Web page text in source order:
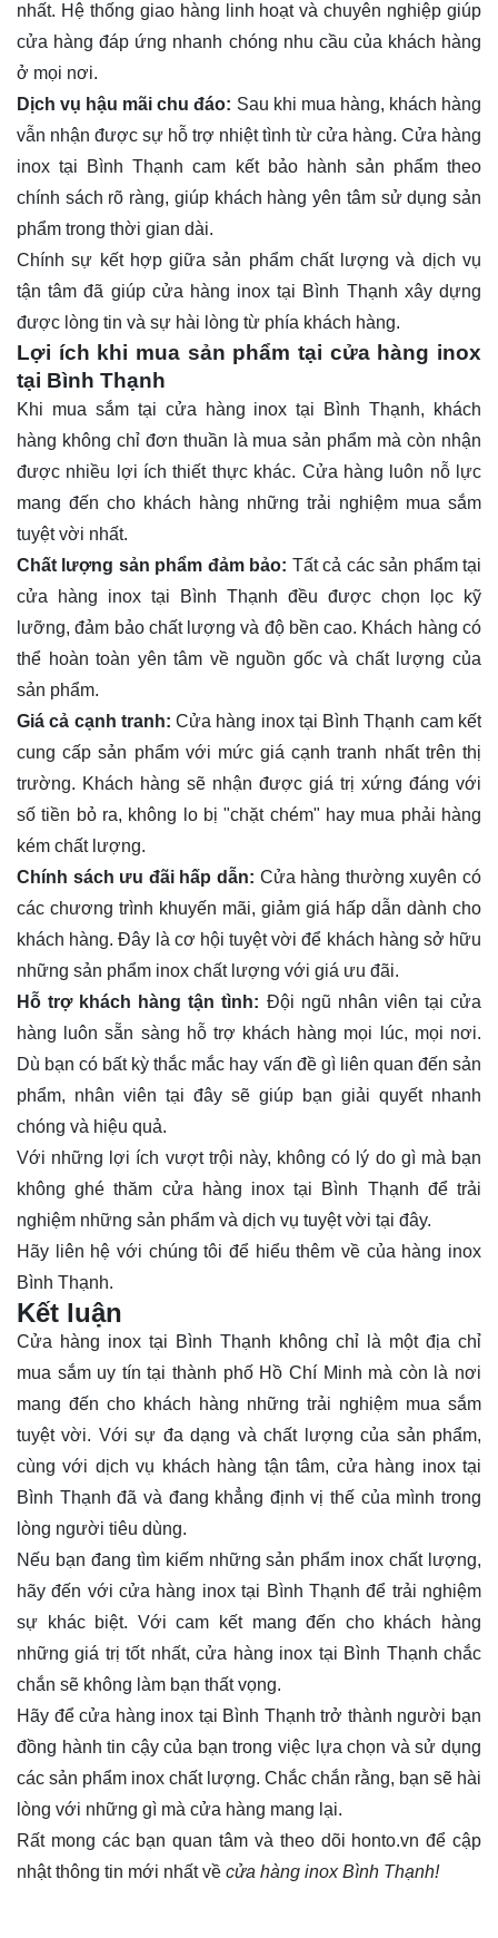
nhất. Hệ thống giao hàng linh hoạt và chuyên nghiệp giúp
cửa hàng đáp ứng nhanh chóng nhu cầu của khách hàng
ở mọi nơi.
Dịch vụ hậu mãi chu đáo: Sau khi mua hàng, khách hàng
vẫn nhận được sự hỗ trợ nhiệt tình từ cửa hàng. Cửa hàng
inox tại Bình Thạnh cam kết bảo hành sản phẩm theo
chính sách rõ ràng, giúp khách hàng yên tâm sử dụng sản
phẩm trong thời gian dài.
Chính sự kết hợp giữa sản phẩm chất lượng và dịch vụ
tận tâm đã giúp cửa hàng inox tại Bình Thạnh xây dựng
được lòng tin và sự hài lòng từ phía khách hàng.
Lợi ích khi mua sản phẩm tại cửa hàng inox
tại Bình Thạnh
Khi mua sắm tại cửa hàng inox tại Bình Thạnh, khách
hàng không chỉ đơn thuần là mua sản phẩm mà còn nhận
được nhiều lợi ích thiết thực khác. Cửa hàng luôn nỗ lực
mang đến cho khách hàng những trải nghiệm mua sắm
tuyệt vời nhất.
Chất lượng sản phẩm đảm bảo: Tất cả các sản phẩm tại
cửa hàng inox tại Bình Thạnh đều được chọn lọc kỹ
lưỡng, đảm bảo chất lượng và độ bền cao. Khách hàng có
thể hoàn toàn yên tâm về nguồn gốc và chất lượng của
sản phẩm.
Giá cả cạnh tranh: Cửa hàng inox tại Bình Thạnh cam kết
cung cấp sản phẩm với mức giá cạnh tranh nhất trên thị
trường. Khách hàng sẽ nhận được giá trị xứng đáng với
số tiền bỏ ra, không lo bị "chặt chém" hay mua phải hàng
kém chất lượng.
Chính sách ưu đãi hấp dẫn: Cửa hàng thường xuyên có
các chương trình khuyến mãi, giảm giá hấp dẫn dành cho
khách hàng. Đây là cơ hội tuyệt vời để khách hàng sở hữu
những sản phẩm inox chất lượng với giá ưu đãi.
Hỗ trợ khách hàng tận tình: Đội ngũ nhân viên tại cửa
hàng luôn sẵn sàng hỗ trợ khách hàng mọi lúc, mọi nơi.
Dù bạn có bất kỳ thắc mắc hay vấn đề gì liên quan đến sản
phẩm, nhân viên tại đây sẽ giúp bạn giải quyết nhanh
chóng và hiệu quả.
Với những lợi ích vượt trội này, không có lý do gì mà bạn
không ghé thăm cửa hàng inox tại Bình Thạnh để trải
nghiệm những sản phẩm và dịch vụ tuyệt vời tại đây.
Hãy
liên hệ với chúng tôi để hiểu thêm về của hàng inox
Bình Thạnh.
Kết luận
Cửa hàng inox tại Bình Thạnh không chỉ là một địa chỉ
mua sắm uy tín tại thành phố Hồ Chí Minh mà còn là nơi
mang đến cho khách hàng những trải nghiệm mua sắm
tuyệt vời. Với sự đa dạng và chất lượng của sản phẩm,
cùng với dịch vụ khách hàng tận tâm, cửa hàng inox tại
Bình Thạnh đã và đang khẳng định vị thế của mình trong
lòng người tiêu dùng.
Nếu bạn đang tìm kiếm những sản phẩm inox chất lượng,
hãy đến với cửa hàng inox tại Bình Thạnh để trải nghiệm
sự khác biệt. Với cam kết mang đến cho khách hàng
những giá trị tốt nhất, cửa hàng inox tại Bình Thạnh chắc
chắn sẽ không làm bạn thất vọng.
Hãy để cửa hàng inox tại Bình Thạnh trở thành người bạn
đồng hành tin cậy của bạn trong việc lựa chọn và sử dụng
các sản phẩm inox chất lượng. Chắc chắn rằng, bạn sẽ hài
lòng với những gì mà cửa hàng mang lại.
Rất mong các bạn quan tâm và theo dõi honto.vn để cập
nhật thông tin mới nhất về cửa hàng inox Bình Thạnh!